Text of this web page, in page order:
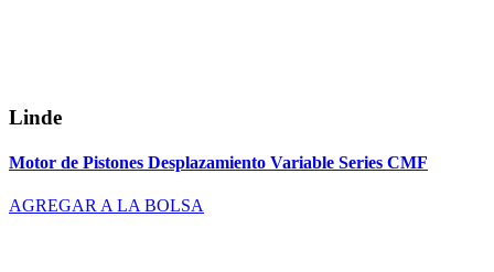
Linde
Motor de Pistones Desplazamiento Variable Series CMF
AGREGAR A LA BOLSA